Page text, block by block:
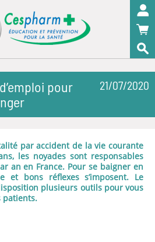
pour
21/07/2020
par accident de la vie courante
les noyades sont responsables
an en France. Pour se baigner en
et bons réflexes s’imposent. Le
plusieurs outils pour vous
patients.